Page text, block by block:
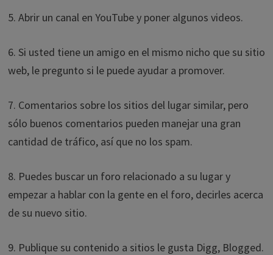
5. Abrir un canal en YouTube y poner algunos videos.
6. Si usted tiene un amigo en el mismo nicho que su sitio
web, le pregunto si le puede ayudar a promover.
7. Comentarios sobre los sitios del lugar similar, pero
sólo buenos comentarios pueden manejar una gran
cantidad de tráfico, así que no los spam.
8. Puedes buscar un foro relacionado a su lugar y
empezar a hablar con la gente en el foro, decirles acerca
de su nuevo sitio.
9. Publique su contenido a sitios le gusta Digg, Blogged.